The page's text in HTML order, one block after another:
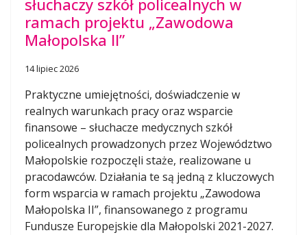
słuchaczy szkół policealnych w
ramach projektu „Zawodowa
Małopolska II”
14 lipiec 2026
Praktyczne umiejętności, doświadczenie w
realnych warunkach pracy oraz wsparcie
finansowe – słuchacze medycznych szkół
policealnych prowadzonych przez Województwo
Małopolskie rozpoczęli staże, realizowane u
pracodawców. Działania te są jedną z kluczowych
form wsparcia w ramach projektu „Zawodowa
Małopolska II”, finansowanego z programu
Fundusze Europejskie dla Małopolski 2021-2027.